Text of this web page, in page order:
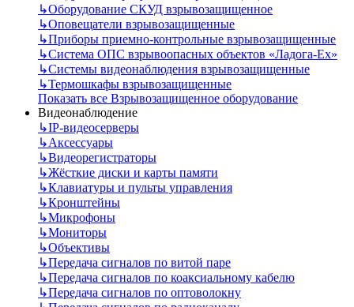
↳Оборудование СКУД взрывозащищенное
↳Оповещатели взрывозащищенные
↳Приборы приемно-контрольные взрывозащищенные
↳Система ОПС взрывоопасных объектов «Ладога-Ex»
↳Системы видеонаблюдения взрывозащищенные
↳Термошкафы взрывозащищенные
Показать все Взрывозащищенное оборудование
Видеонаблюдение
↳IP-видеосерверы
↳Аксессуары
↳Видеорегистраторы
↳Жёсткие диски и карты памяти
↳Клавиатуры и пульты управления
↳Кронштейны
↳Микрофоны
↳Мониторы
↳Объективы
↳Передача сигналов по витой паре
↳Передача сигналов по коаксиальному кабелю
↳Передача сигналов по оптоволокну